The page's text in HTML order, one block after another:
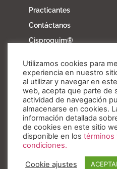
Practicantes
Contáctanos
Cisproquim®
Blog
Fundación Invesa
Nuestros valores
Utilizamos cookies para
experiencia en nuestro
al utilizar y navegar en
web, acepta que parte de
actividad de navegación
almacenarse en cookies.
información detallada
de cookies en este sitio
disponible en los términos
condiciones.
Cookie ajustes